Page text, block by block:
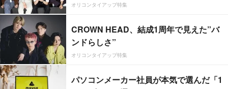
オリコンタイアップ特集
CROWN HEAD、結成1周年で見えた”バ
ンドらしさ”
オリコンタイアップ特集
パソコンメーカー社員が本気で選んだ「1